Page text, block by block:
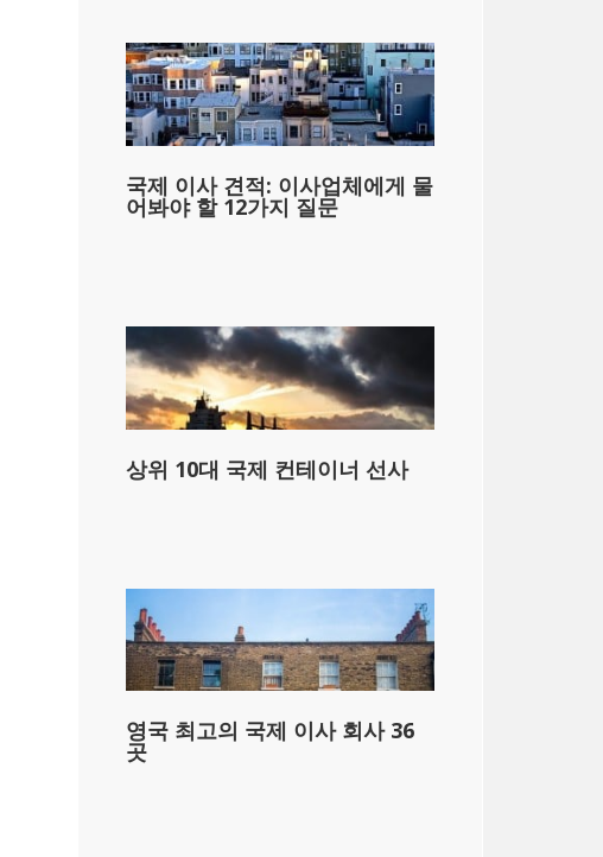
국제 이사 견적: 이사업체에게 물
어봐야 할 12가지 질문
상위 10대 국제 컨테이너 선사
영국 최고의 국제 이사 회사 36
곳